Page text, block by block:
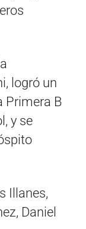
logró un
Primera B
y se
Illanes,
Daniel